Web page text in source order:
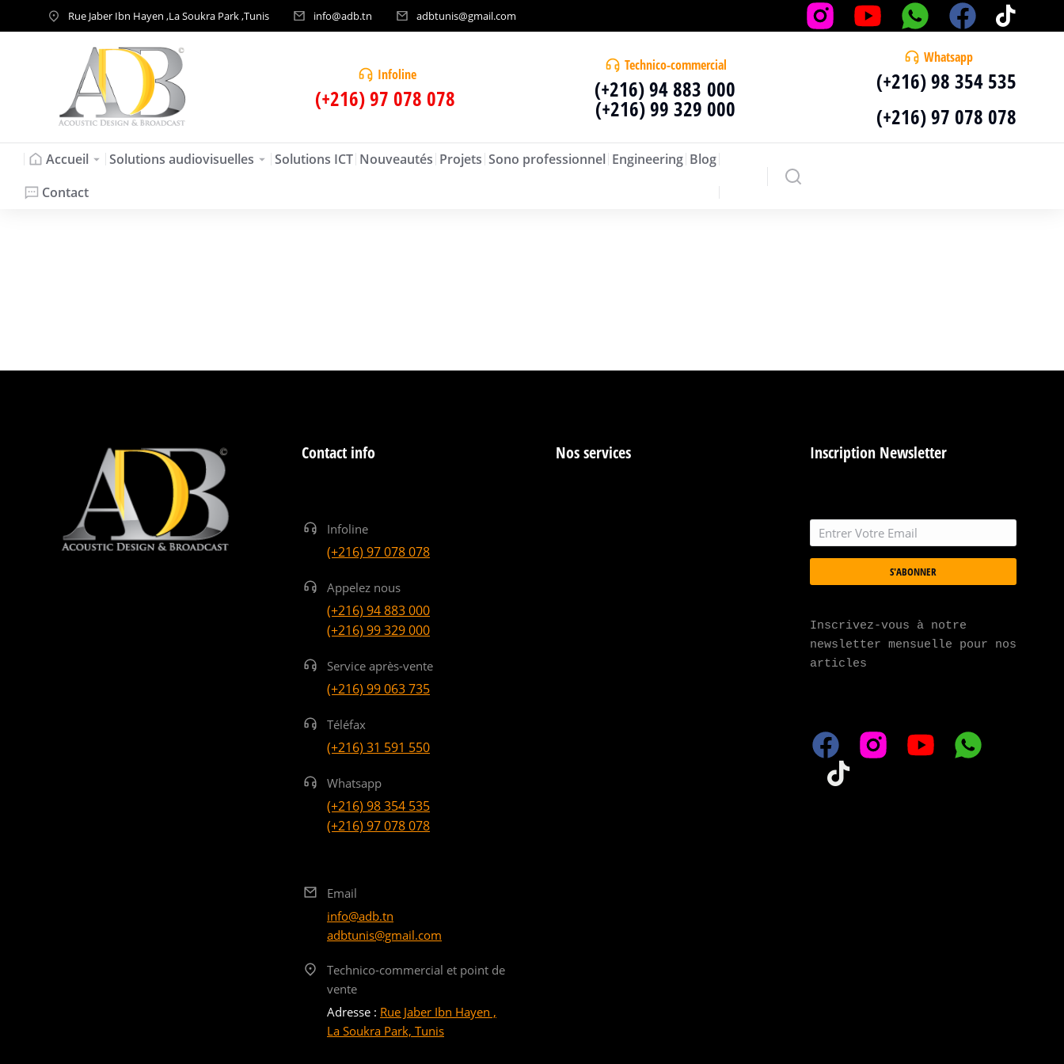
Rue Jaber Ibn Hayen ,La Soukra Park ,Tunis info@adb.tn adbtunis@gmail.com
Infoline
(+216) 97 078 078
Technico-commercial
(+216) 94 883 000
(+216) 99 329 000
Whatsapp
(+216) 98 354 535
(+216) 97 078 078
Accueil Solutions audiovisuelles Solutions ICT Nouveautés Projets Sono professionnel Engineering Blog
Contact
Contact info
Infoline
(+216) 97 078 078
Appelez nous
(+216) 94 883 000
(+216) 99 329 000
Service après-vente
(+216) 99 063 735
Téléfax
(+216) 31 591 550
Whatsapp
(+216) 98 354 535
(+216) 97 078 078
Email
info@adb.tn
adbtunis@gmail.com
Technico-commercial et point de
vente
Adresse : Rue Jaber Ibn Hayen ,
La Soukra Park, Tunis
Nos services Inscription Newsletter
S'ABONNER
Inscrivez-vous à notre
newsletter mensuelle pour nos
articles